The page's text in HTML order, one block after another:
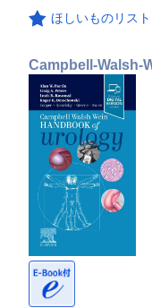
ほしいものリス
Campbell-Walsh-